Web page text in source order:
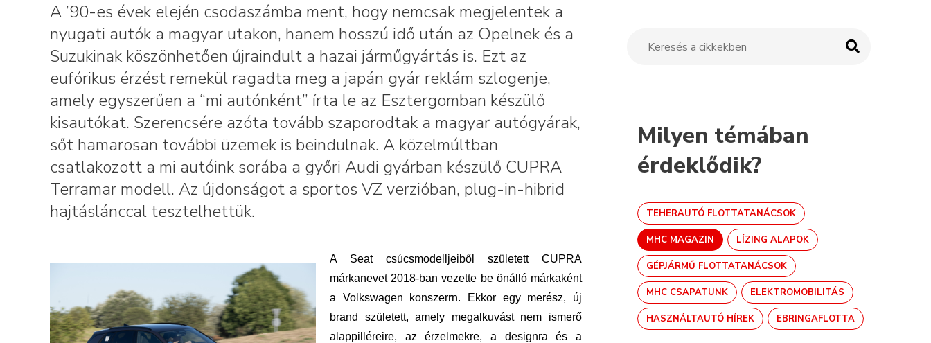
A ’90-es évek elején csodaszámba ment, hogy nemcsak megjelentek a
nyugati autók a magyar utakon, hanem hosszú idő után az Opelnek és a
Suzukinak köszönhetően újraindult a hazai járműgyártás is. Ezt az
eufórikus érzést remekül ragadta meg a japán gyár reklám szlogenje,
amely egyszerűen a “mi autónként” írta le az Esztergomban készülő
kisautókat. Szerencsére azóta tovább szaporodtak a magyar autógyárak,
sőt hamarosan további üzemek is beindulnak. A közelmúltban
csatlakozott a mi autóink sorába a győri Audi gyárban készülő CUPRA
Terramar modell. Az újdonságot a sportos VZ verzióban, plug-in-hibrid
hajtáslánccal tesztelhettük.
A Seat csúcsmodelljeiből született CUPRA
márkanevet 2018‑ban vezette be önálló márkaként
a Volkswagen konszerrn. Ekkor egy merész, új
brand született, amely megalkuvást nem ismerő
alappilléreire, az érzelmekre, a designra és a
Milyen témában
érdeklődik?
TEHERAUTÓ FLOTTATANÁCSOK
MHC MAGAZIN LÍZING ALAPOK
GÉPJÁRMŰ FLOTTATANÁCSOK
MHC CSAPATUNK ELEKTROMOBILITÁS
HASZNÁLTAUTÓ HÍREK EBRINGAFLOTTA